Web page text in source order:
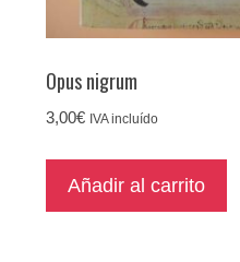
Opus nigrum
3,00€ IVA incluído
Añadir al carrito